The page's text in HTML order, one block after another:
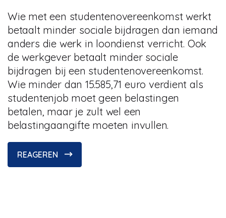
Wie met een studentenovereenkomst werkt
betaalt minder sociale bijdragen dan iemand
anders die werk in loondienst verricht. Ook
de werkgever betaalt minder sociale
bijdragen bij een studentenovereenkomst.
Wie minder dan 15.585,71 euro verdient als
studentenjob moet geen belastingen
betalen, maar je zult wel een
belastingaangifte moeten invullen.
REAGEREN